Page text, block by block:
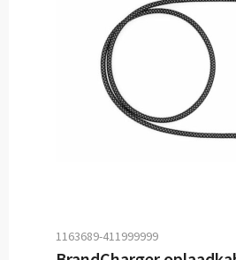
1163689-411999999